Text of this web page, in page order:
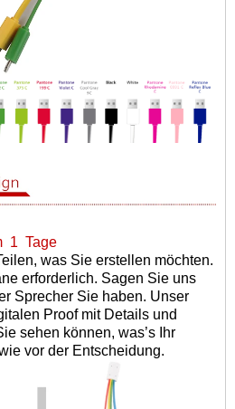
1 Tage
was Sie erstellen möchten.
erforderlich. Sagen Sie uns
Sprecher Sie haben. Unser
Proof mit Details und
sehen können, was’s Ihr
vor der Entscheidung.